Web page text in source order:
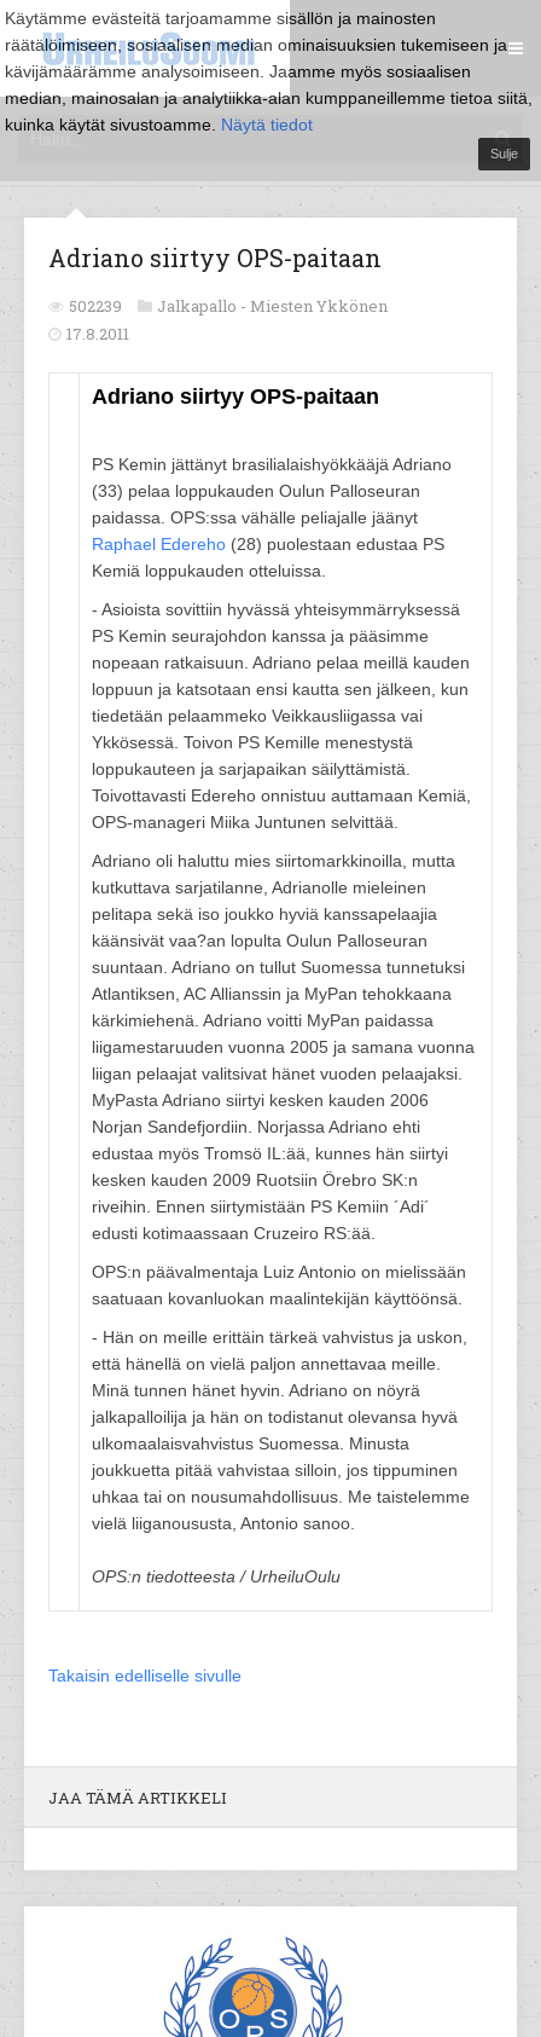
Käytämme evästeitä tarjoamamme sisällön ja mainosten
räätälöimiseen, sosiaalisen median ominaisuuksien tukemiseen ja
kävijämäärämme analysoimiseen. Jaamme myös sosiaalisen
median, mainosalan ja analytiikka-alan kumppaneillemme tietoa siitä,
kuinka käytät sivustoamme. Näytä tiedot
Sulje
Adriano siirtyy OPS-paitaan
502239 Jalkapallo - Miesten Ykkönen
17.8.2011
Adriano siirtyy OPS-paitaan
PS Kemin jättänyt brasilialaishyökkääjä Adriano
(33) pelaa loppukauden Oulun Palloseuran
paidassa. OPS:ssa vähälle peliajalle jäänyt
Raphael Edereho (28) puolestaan edustaa PS
Kemiä loppukauden otteluissa.
- Asioista sovittiin hyvässä yhteisymmärryksessä
PS Kemin seurajohdon kanssa ja pääsimme
nopeaan ratkaisuun. Adriano pelaa meillä kauden
loppuun ja katsotaan ensi kautta sen jälkeen, kun
tiedetään pelaammeko Veikkausliigassa vai
Ykkösessä. Toivon PS Kemille menestystä
loppukauteen ja sarjapaikan säilyttämistä.
Toivottavasti Edereho onnistuu auttamaan Kemiä,
OPS-manageri Miika Juntunen selvittää.
Adriano oli haluttu mies siirtomarkkinoilla, mutta
kutkuttava sarjatilanne, Adrianolle mieleinen
pelitapa sekä iso joukko hyviä kanssapelaajia
käänsivät vaa?an lopulta Oulun Palloseuran
suuntaan. Adriano on tullut Suomessa tunnetuksi
Atlantiksen, AC Allianssin ja MyPan tehokkaana
kärkimiehenä. Adriano voitti MyPan paidassa
liigamestaruuden vuonna 2005 ja samana vuonna
liigan pelaajat valitsivat hänet vuoden pelaajaksi.
MyPasta Adriano siirtyi kesken kauden 2006
Norjan Sandefjordiin. Norjassa Adriano ehti
edustaa myös Tromsö IL:ää, kunnes hän siirtyi
kesken kauden 2009 Ruotsiin Örebro SK:n
riveihin. Ennen siirtymistään PS Kemiin ´Adi´
edusti kotimaassaan Cruzeiro RS:ää.
OPS:n päävalmentaja Luiz Antonio on mielissään
saatuaan kovanluokan maalintekijän käyttöönsä.
- Hän on meille erittäin tärkeä vahvistus ja uskon,
että hänellä on vielä paljon annettavaa meille.
Minä tunnen hänet hyvin. Adriano on nöyrä
jalkapalloilija ja hän on todistanut olevansa hyvä
ulkomaalaisvahvistus Suomessa. Minusta
joukkuetta pitää vahvistaa silloin, jos tippuminen
uhkaa tai on nousumahdollisuus. Me taistelemme
vielä liiganoususta, Antonio sanoo.
OPS:n tiedotteesta / UrheiluOulu
Takaisin edelliselle sivulle
JAA TÄMÄ ARTIKKELI